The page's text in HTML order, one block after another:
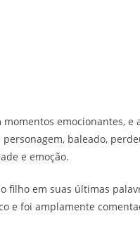
emocionantes, e
baleado,
e emoção.
filho em suas últimas
e foi amplamente